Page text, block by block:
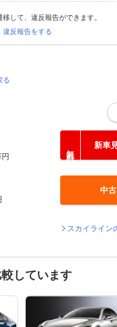
して、違反報告ができます。
違反報告をする
る
新車
中
スカイライン
しています